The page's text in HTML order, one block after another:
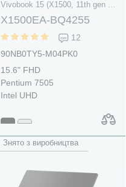
X1500EA-BQ4255
12
90NB0TY5-M04PK0
15.6" FHD
Pentium 7505
Intel UHD
Знято з виробництва